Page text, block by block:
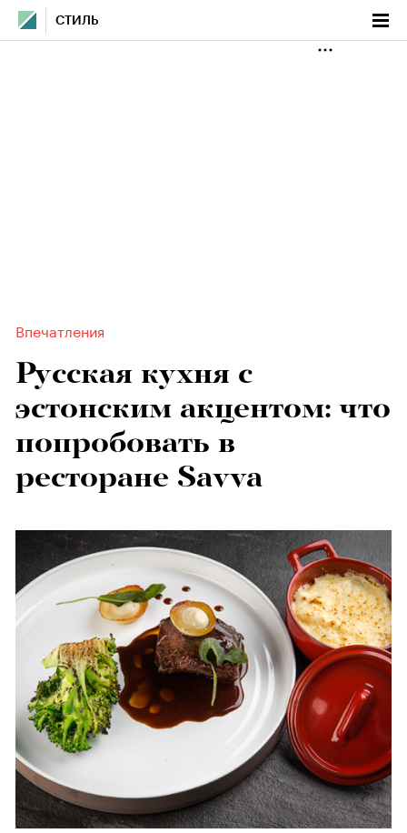
СТИЛЬ
Впечатления
Русская кухня с
эстонским акцентом: что
попробовать в
ресторане Savva